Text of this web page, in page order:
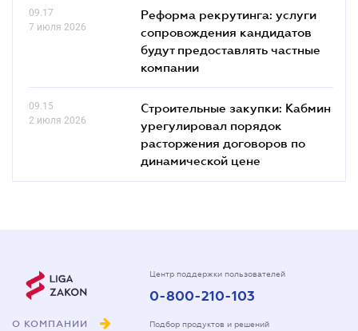
09.17
7 июля 2026
Реформа рекрутинга: услуги
сопровождения кандидатов
будут предоставлять частные
компании
09.15
2 июля 2026
Строительные закупки: Кабмин
урегулировал порядок
расторжения договоров по
динамической цене
О КОМПАНИИ
Центр поддержки пользователей
0-800-210-103
Подбор продуктов и решений